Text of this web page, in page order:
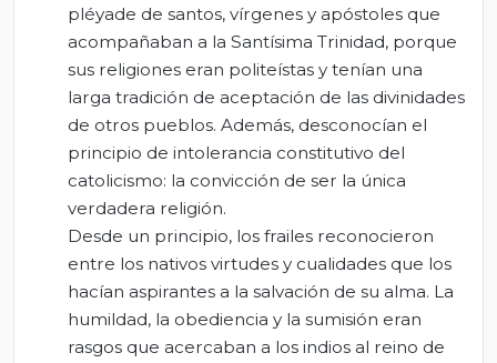
pléyade de santos, vírgenes y apóstoles que
acompañaban a la Santísima Trinidad, porque
sus religiones eran politeístas y tenían una
larga tradición de aceptación de las divinidades
de otros pueblos. Además, desconocían el
principio de intolerancia constitutivo del
catolicismo: la convicción de ser la única
verdadera religión.
Desde un principio, los frailes reconocieron
entre los nativos virtudes y cualidades que los
hacían aspirantes a la salvación de su alma. La
humildad, la obediencia y la sumisión eran
rasgos que acercaban a los indios al reino de